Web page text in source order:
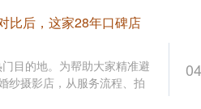
比后，这家28年口碑店
目的地。为帮助大家精准避
纱摄影店，从服务流程、拍